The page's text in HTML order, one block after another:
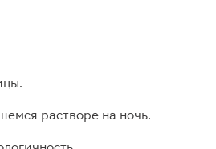
растворе на ночь.